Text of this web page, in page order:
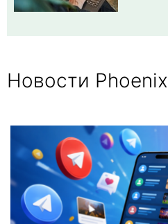
Новости Phoenix